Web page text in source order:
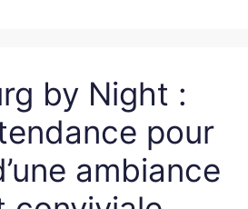
by Night :
pour
ambiance